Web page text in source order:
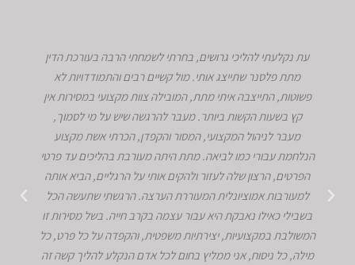
עת נקלעתי להליכי גרושים, בחרתי לשמחתי הרבה בעורכת הדין
מתת פלסנר שתייצג אותי. מול קשיים רבים והתמודדויות לא
פשוטות, התייצבה איתי מתת, המובילה צוות מקצועי במסירות אין
קץ בשעות הקשות ביותר. מעבר להרגשה שיש על מי לסמוך,
מעבר לניהול המקצועי, המסור והקפדן, הכרתי אשת מקצוע
הנלחמת עבורי כמו לביאה. מתת היתה מעורבת בהליכים עד פרטי
הפרטים, הרצון שלה לעזור ולהקים אותי על הרגליים, הביא אותה
למעורבות אמוציונלית המעוררת הערצה. הרגשתי שתעשה הכל
בשבילי כאילו נאבקת היא עבור עצמה בקרב חייה. בשל מסירות זו
המשולבת במקצועיות, יצירתיות משפטית, והקפדה על כל פרט, כל
מילה, כל ניסוח, אני ממליץ בחום לכל אדם הנקלע להליך קשה זה